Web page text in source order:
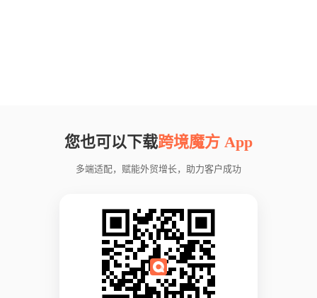
您也可以下载跨境魔方 App
多端适配，赋能外贸增长，助力客户成功